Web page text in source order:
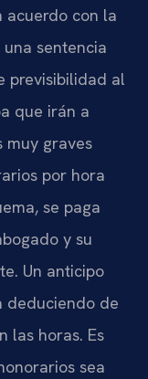
acuerdo con la
sentencia
previsibilidad al
que irán a
muy graves
por hora
se paga
y su
Un anticipo
deduciendo de
las horas. Es
sea